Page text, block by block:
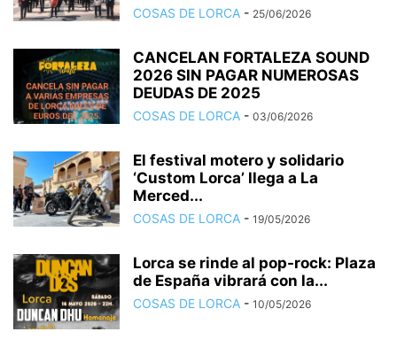
COSAS DE LORCA - 25/06/2026
CANCELAN FORTALEZA SOUND
2026 SIN PAGAR NUMEROSAS
DEUDAS DE 2025
COSAS DE LORCA - 03/06/2026
El festival motero y solidario
‘Custom Lorca’ llega a La
Merced...
COSAS DE LORCA - 19/05/2026
Lorca se rinde al pop-rock: Plaza
de España vibrará con la...
COSAS DE LORCA - 10/05/2026